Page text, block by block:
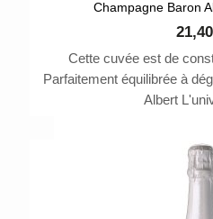
Champagne Baron
Cette cuvée est de
Parfaitement équilibrée à
Albert